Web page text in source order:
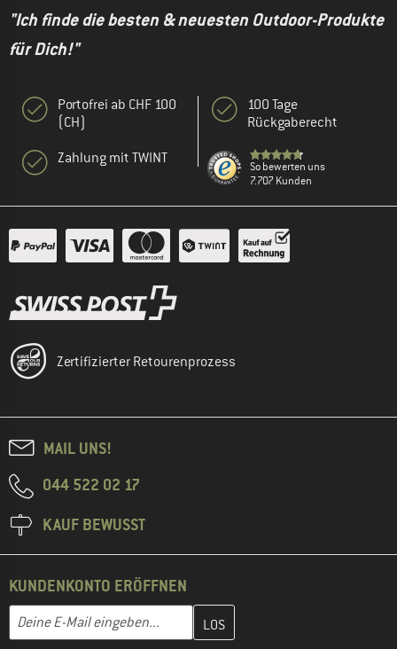
"Ich finde die besten & neuesten Outdoor-Produkte
für Dich!"
Portofrei ab CHF 100
(CH)
Zahlung mit TWINT
100 Tage
Rückgaberecht
So bewerten uns
7.707 Kunden
Zertifizierter Retourenprozess
MAIL UNS!
044 522 02 17
KAUF BEWUSST
KUNDENKONTO ERÖFFNEN
E-Mail-Adresse
Gib hier deine E-Mail-Adresse ein und erstelle im nächsten